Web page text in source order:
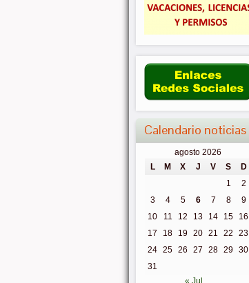
Calendario noticias
agosto 2026
L
M X J V S
D
1
2
3
4 5 6 7 8
9
10
11 12 13 14 15
16
17
18 19 20 21 22
23
24 25 26 27 28 29 30
31